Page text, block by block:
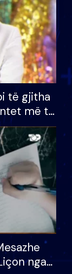
të gjitha
më të
Do më
nga